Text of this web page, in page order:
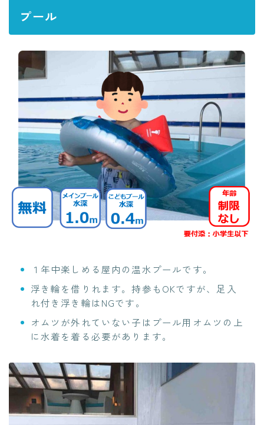
プール
１年中楽しめる屋内の温水プールです。
浮き輪を借りれます。持参もOKですが、足入
れ付き浮き輪はNGです。
オムツが外れていない子はプール用オムツの上
に水着を着る必要があります。